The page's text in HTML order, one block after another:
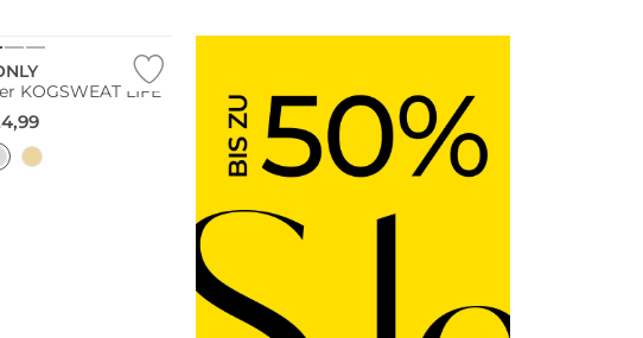
KOGSWEAT LIFE